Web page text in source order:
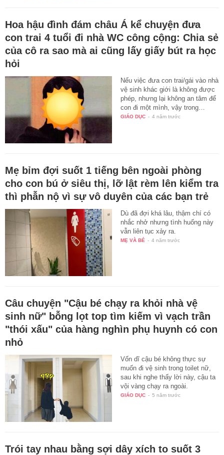
Hoa hậu đình đám châu Á kể chuyện đưa
con trai 4 tuổi đi nhà WC công cộng: Chia sẻ
của cô ra sao mà ai cũng lấy giấy bút ra học
hỏi
Nếu việc đưa con trai/gái vào nhà
vệ sinh khác giới là không được
phép, nhưng lại không an tâm để
con đi một mình, vậy trong…
GIÁO DỤC - 4 năm trước
Mẹ bỉm đợi suốt 1 tiếng bên ngoài phòng
cho con bú ở siêu thị, lỡ lật rèm lên kiểm tra
thì phẫn nộ vì sự vô duyên của các bạn trẻ
Dù đã đợi khá lâu, thậm chí có
nhắc nhở nhưng tình huống này
vẫn liên tục xảy ra.
MẸ VÀ BÉ - 4 năm trước
Câu chuyện "Cậu bé chạy ra khỏi nhà vệ
sinh nữ" bỗng lọt top tìm kiếm vì vạch trần
"thói xấu" của hàng nghìn phụ huynh có con
nhỏ
Vốn dĩ cậu bé không thực sự
muốn đi vệ sinh trong toilet nữ,
sau khi nghe thấy lời này, cậu ta
vội vàng chạy ra ngoài.
GIÁO DỤC - 5 năm trước
Trói tay nhau bằng sợi dây xích to suốt 3